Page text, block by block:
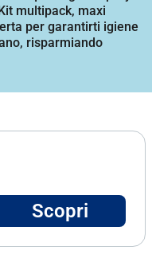
multipack, maxi
per garantirti igiene
risparmiando
Scopri